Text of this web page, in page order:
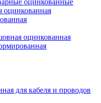
оцинкованные
оцинкованная
оцинкованная
для кабеля и проводов